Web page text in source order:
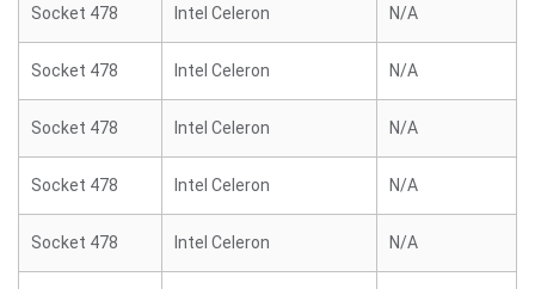
Socket 478 Intel Celeron N/A
Socket 478 Intel Celeron N/A
Socket 478 Intel Celeron N/A
Socket 478 Intel Celeron N/A
Socket 478 Intel Celeron N/A